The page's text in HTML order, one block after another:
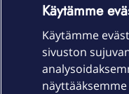
Laitteet & liittymät
Käytämme
Käytämme
sivuston